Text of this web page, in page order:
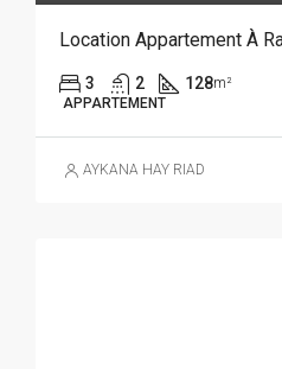
3 2 128m²
APPARTEMENT
AYKANA HAY RIAD